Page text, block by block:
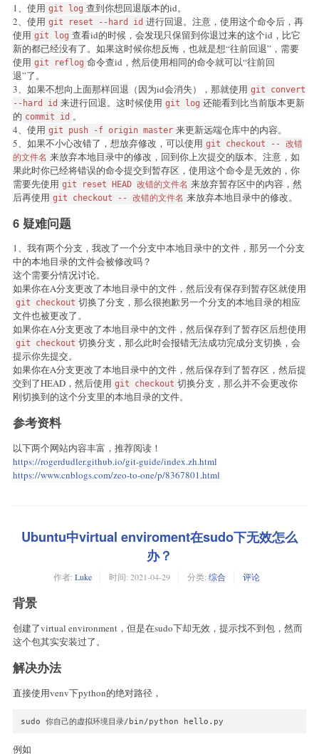
1、使用 git log 查到你想回退版本的id。
2、使用 git reset --hard id 进行回退。注意，使用这个命令后，再
使用 git log 查看id的时候，会发现只保留到你退过来的这个id，比它
新的都已经没有了。如果这时候你想反悔，也就是想“往前回退”，需要
使用 git reflog 命令查id，然后使用相同的命令就可以“往前回
退”了。
3、如果不想向上面那样回退（因为id会消失），那就使用 git convert
--hard id 来进行回退。这时候使用 git log 还能看到比当前版本更新
的 commit id 。
4、使用 git push -f origin master 来更新远端仓库中的内容。
5、如果不小心改错了，想放弃修改，可以使用 git checkout -- 改错
的文件名 来放弃本地目录中的修改，回到你上次提交的版本。注意，如
果此时你已经将错误的命令提交到暂存区，使用这个命令是无效的，你
需要先使用 git reset HEAD 改错的文件名 来放弃暂存区中的内容，然
后再使用 git checkout -- 改错的文件名 来放弃本地目录中的修改。
6 疑难问题
1、我有两个分支，我改了一个分支中本地目录中的文件，那另一个分支
中的本地目录的文件会被修改吗？
这个需要分情况讨论。
如果你在A分支更改了本地目录中的文件，然后没有保存到暂存区就使用
git checkout 切换了分支，那么很抱歉另一个分支的本地目录的相应
文件也被更改了。
如果你在A分支更改了本地目录中的文件，然后保存到了暂存区后想使用
git checkout 切换分支，那么此时会报错无法成功完成分支切换，会
提示你先提交。
如果你在A分支更改了本地目录中的文件，然后保存到了暂存区，然后提
交到了HEAD，然后使用 git checkout 切换分支，那么并不会更改你
刚切换到的这个分支里的本地目录的文件。
参考资料
以下两个网站内容丰富，推荐阅读！
https://rogerdudler.github.io/git-guide/index.zh.html
https://www.cnblogs.com/zeo-to-one/p/8367801.html
Ubuntu中virtual enviroment在sudo下无效怎么
办？
作者: Luke 时间: 2021-04-29 分类: 综合 评论
背景
创建了virtual environment，但是在sudo下却无效，提示找不到包，然而
这个包其实安装过了。
解决办法
直接使用venv下python的绝对路径，
sudo 你自己的虚拟环境目录/bin/python hello.py
例如